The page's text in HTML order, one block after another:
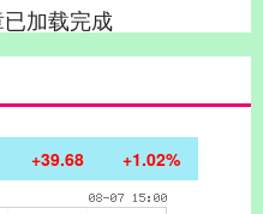
加载完成
+39.68 +1.02%